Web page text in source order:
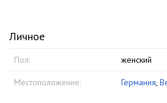
Личное
Пол: женский
Местоположение: Германия,